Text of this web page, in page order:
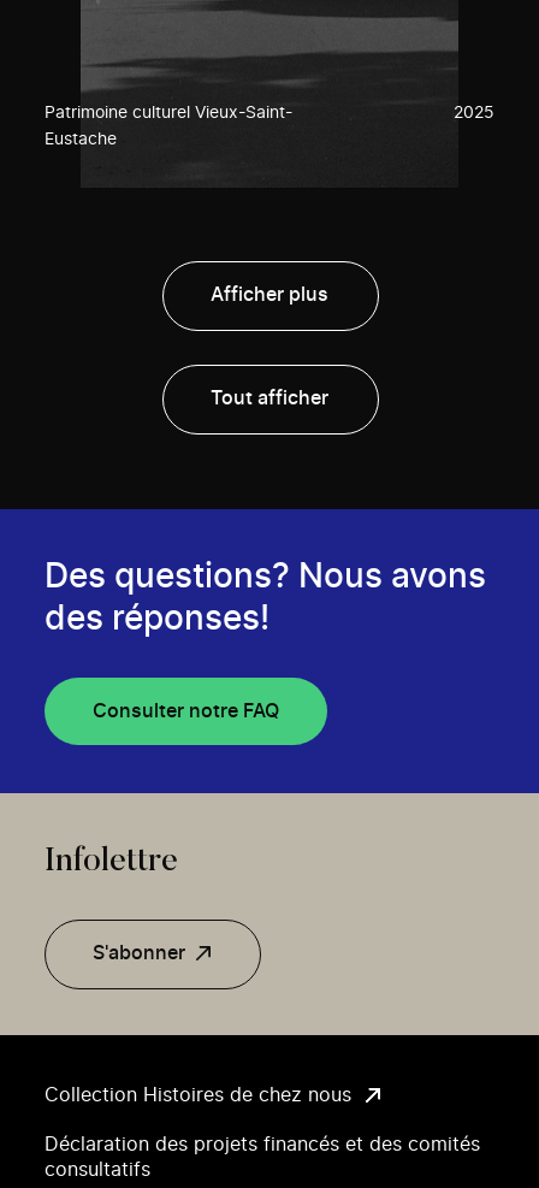
Patrimoine culturel Vieux-Saint-
Eustache
2025
Afficher plus
Tout afficher
Collection Histoires de chez nous
Déclaration des projets financés et des comités
consultatifs
Des questions? Nous avons
des réponses!
Consulter notre FAQ
Infolettre
S'abonner